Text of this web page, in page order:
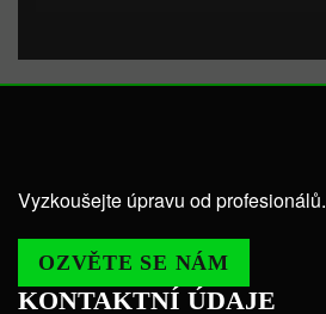
Vyzkoušejte úpravu od profesionálů.
OZVĚTE SE NÁM
KONTAKTNÍ ÚDAJE